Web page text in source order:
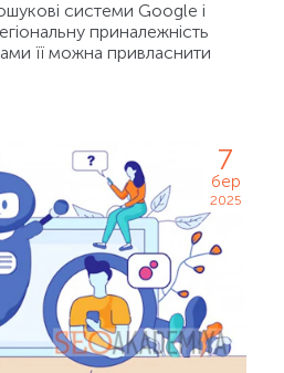
системи Google і
приналежність
її можна привласнити
7
бер
2025